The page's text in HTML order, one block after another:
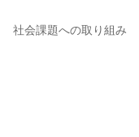
社会課題への取り組み